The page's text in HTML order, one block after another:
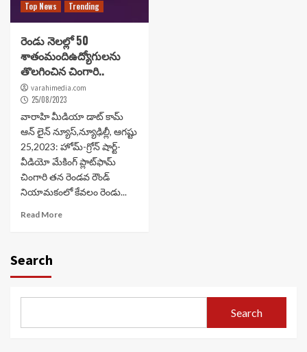
Top News
Trending
రెండు నెలల్లో 50
శాతంమందిఉద్యోగులను
తొలగించిన చింగారి..
varahimedia.com
25/08/2023
వారాహి మీడియా డాట్ కామ్
ఆన్ లైన్ న్యూస్,న్యూఢిల్లీ, ఆగష్టు
25,2023: హోమ్-గ్రోన్ షార్ట్-
వీడియో మేకింగ్ ప్లాట్‌ఫామ్
చింగారి తన రెండవ రౌండ్
నియామకంలో కేవలం రెండు...
Read More
Search
Search